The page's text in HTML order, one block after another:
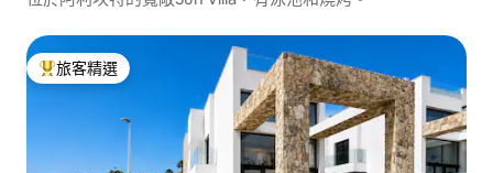
旅客精選榜首
旅客精選